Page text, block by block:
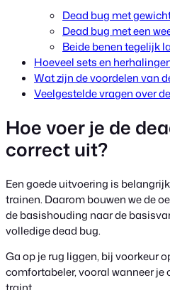
Dead bug met
Dead bug met een
Beide benen tegelijk
Hoeveel sets en
Wat zijn de voordelen van
Veelgestelde vragen over
Hoe voer je de
correct uit?
Een goede uitvoering is
trainen. Daarom bouwen we de
de basishouding naar de
volledige dead bug.
Ga op je rug liggen, bij voorkeur
comfortabeler, vooral wanneer je